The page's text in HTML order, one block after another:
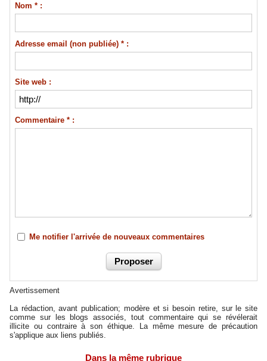
Nom * :
Adresse email (non publiée) * :
Site web :
Commentaire * :
Me notifier l'arrivée de nouveaux commentaires
Avertissement
La rédaction, avant publication; modère et si besoin retire, sur le site
comme sur les blogs associés, tout commentaire qui se révélerait
illicite ou contraire à son éthique. La même mesure de précaution
s'applique aux liens publiés.
Dans la même rubrique